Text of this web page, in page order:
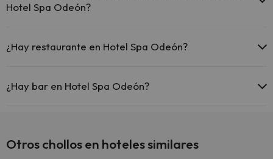
Hotel Spa Odeón?
comunes.
¿Hay restaurante en Hotel Spa Odeón?
¿Hay bar en Hotel Spa Odeón?
Otros chollos en hoteles similares